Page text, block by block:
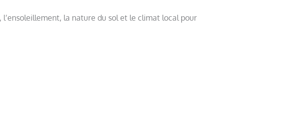
la nature du sol et le climat local pour